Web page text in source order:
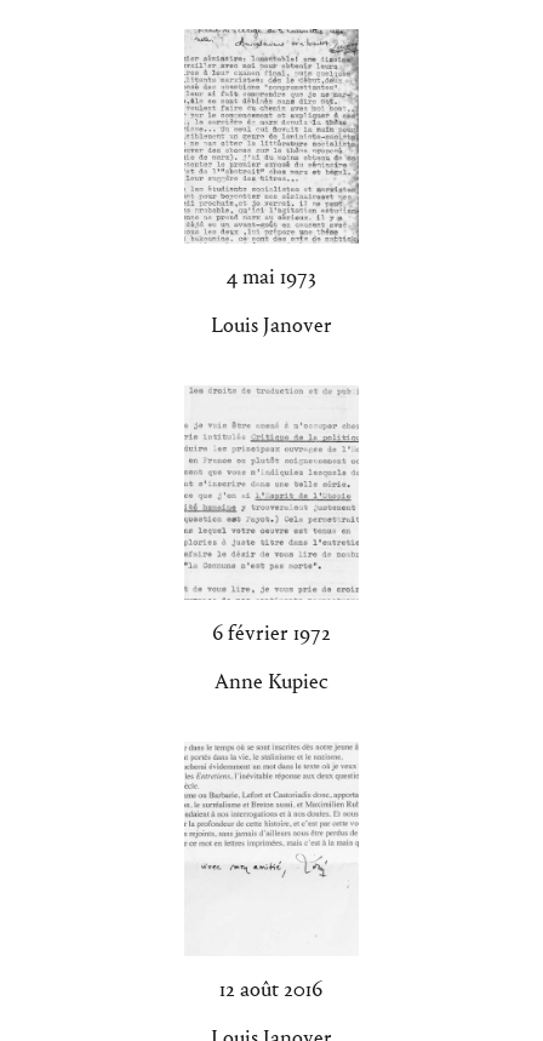
4 mai 1973
Louis Janover
6 février 1972
Anne Kupiec
12 août 2016